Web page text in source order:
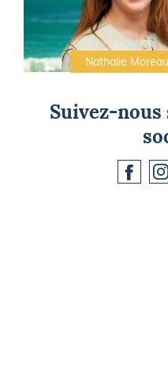
Nathalie Moreau
Suivez-